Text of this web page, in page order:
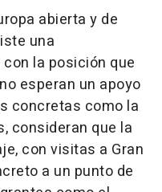
abierta y de
una
la posición que
esperan un apoyo
concretas como la
consideran que la
con visitas a Gran
a un punto de